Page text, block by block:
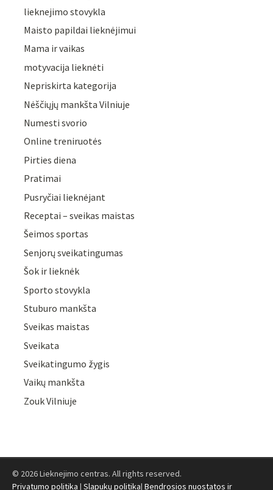
lieknejimo stovykla
Maisto papildai lieknėjimui
Mama ir vaikas
motyvacija lieknėti
Nepriskirta kategorija
Nėščiųjų mankšta Vilniuje
Numesti svorio
Online treniruotės
Pirties diena
Pratimai
Pusryčiai lieknėjant
Receptai – sveikas maistas
Šeimos sportas
Senjorų sveikatingumas
Šok ir lieknėk
Sporto stovykla
Stuburo mankšta
Sveikas maistas
Sveikata
Sveikatingumo žygis
Vaikų mankšta
Zouk Vilniuje
© 2026 Lieknejimo centras. All rights reserved.
Privatumo politika | Slapukų politika| Bendrosios nuostatos ir